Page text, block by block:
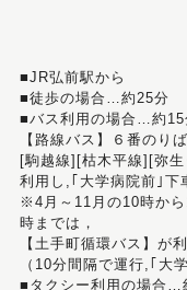
■JR弘前駅から
■徒歩の場合…約25分
■バス利用の場合…約15
【路線バス】６番のりば
[駒越線][枯木平線][弥
利用し,｢大学病院前｣下
※4月～11月の10時か
時までは，
【土手町循環バス】が
（10分間隔で運行,｢大
■タクシー利用の場合…